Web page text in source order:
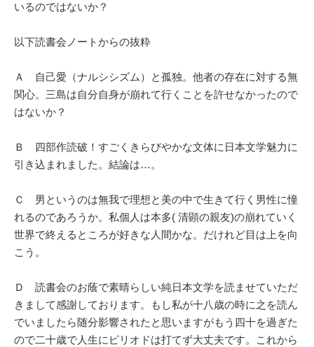
いるのではないか？
以下読書会ノートからの抜粋
Ａ 自己愛（ナルシシズム）と孤独。他者の存在に対する無
関心。三島は自分自身が崩れて行くことを許せなかったので
はないか？
Ｂ 四部作読破！すごくきらびやかな文体に日本文学魅力に
引き込まれました。結論は…。
Ｃ 男というのは無我で理想と美の中で生きて行く男性に憧
れるのであろうか。私個人は本多( 清顕の親友)の崩れていく
世界で終えるところが好きな人間かな。だけれど目は上を向
こう。
Ｄ 読書会のお蔭で素晴らしい純日本文学を読ませていただ
きまして感謝しております。もし私が十八歳の時に之を読ん
でいましたら随分影響されたと思いますがもう四十を過ぎた
ので二十歳で人生にピリオドは打てず大丈夫です。これから